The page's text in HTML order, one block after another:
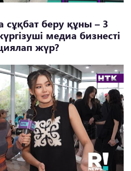
сұқбат беру құны – 3
медиа бизнесті
жүр?